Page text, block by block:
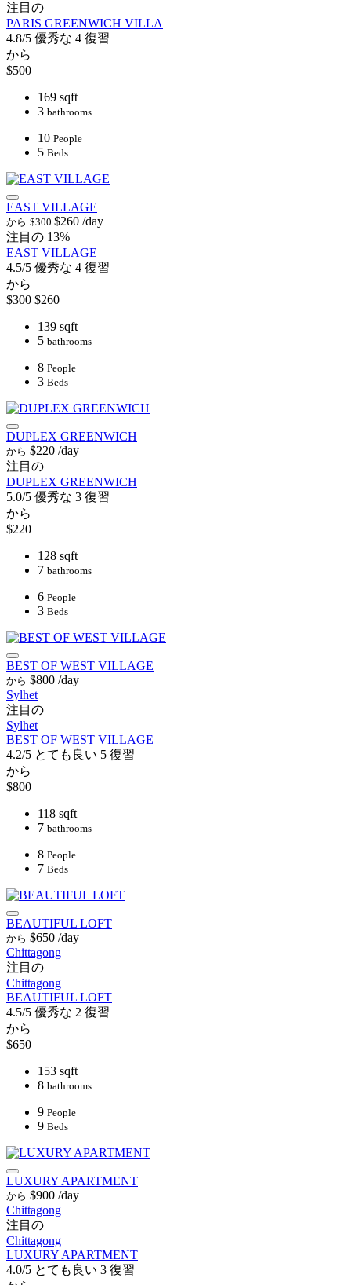
注目の
PARIS GREENWICH VILLA
4.8/5 優秀な 4 復習
から
$500
169 sqft
3 bathrooms
10 People
5 Beds
EAST VILLAGE
から $300 $260 /day
注目の 13%
EAST VILLAGE
4.5/5 優秀な 4 復習
から
$300 $260
139 sqft
5 bathrooms
8 People
3 Beds
DUPLEX GREENWICH
から $220 /day
注目の
DUPLEX GREENWICH
5.0/5 優秀な 3 復習
から
$220
128 sqft
7 bathrooms
6 People
3 Beds
BEST OF WEST VILLAGE
から $800 /day
Sylhet
注目の
Sylhet
BEST OF WEST VILLAGE
4.2/5 とても良い 5 復習
から
$800
118 sqft
7 bathrooms
8 People
7 Beds
BEAUTIFUL LOFT
から $650 /day
Chittagong
注目の
Chittagong
BEAUTIFUL LOFT
4.5/5 優秀な 2 復習
から
$650
153 sqft
8 bathrooms
9 People
9 Beds
LUXURY APARTMENT
から $900 /day
Chittagong
注目の
Chittagong
LUXURY APARTMENT
4.0/5 とても良い 3 復習